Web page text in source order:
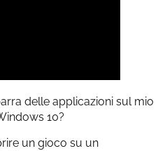
delle applicazioni sul mio
10?
un gioco su un